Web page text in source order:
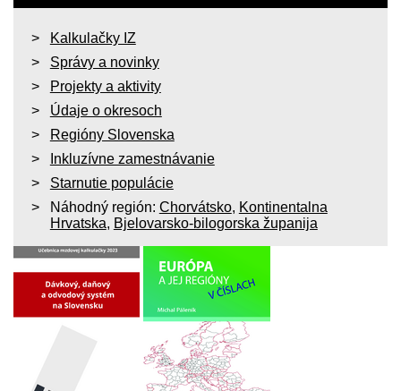
Kalkulačky IZ
Správy a novinky
Projekty a aktivity
Údaje o okresoch
Regióny Slovenska
Inkluzívne zamestnávanie
Starnutie populácie
Náhodný región: Chorvátsko, Kontinentalna
Hrvatska, Bjelovarsko-bilogorska županija